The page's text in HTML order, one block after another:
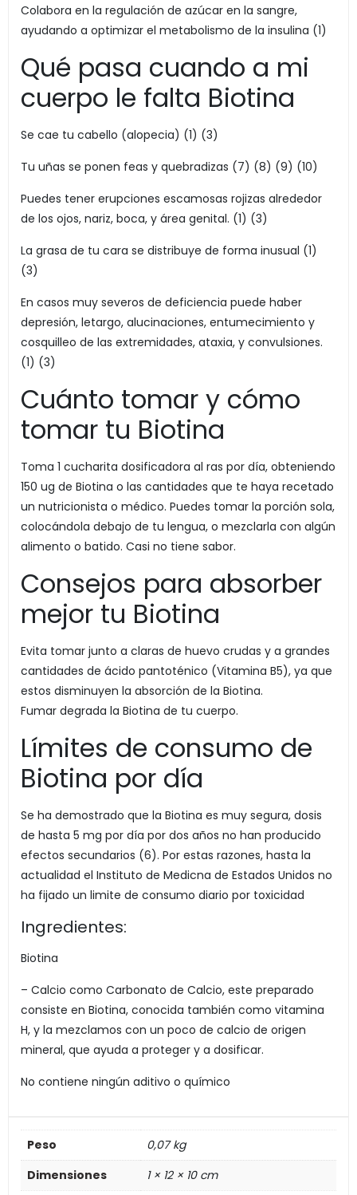
Colabora en la regulación de azúcar en la sangre,
ayudando a optimizar el metabolismo de la insulina (1)
Qué pasa cuando a mi
cuerpo le falta Biotina
Se cae tu cabello (alopecia) (1) (3)
Tu uñas se ponen feas y quebradizas (7) (8) (9) (10)
Puedes tener erupciones escamosas rojizas alrededor
de los ojos, nariz, boca, y área genital. (1) (3)
La grasa de tu cara se distribuye de forma inusual (1)
(3)
En casos muy severos de deficiencia puede haber
depresión, letargo, alucinaciones, entumecimiento y
cosquilleo de las extremidades, ataxia, y convulsiones.
(1) (3)
Cuánto tomar y cómo
tomar tu Biotina
Toma 1 cucharita dosificadora al ras por día, obteniendo
150 ug de Biotina o las cantidades que te haya recetado
un nutricionista o médico. Puedes tomar la porción sola,
colocándola debajo de tu lengua, o mezclarla con algún
alimento o batido. Casi no tiene sabor.
Consejos para absorber
mejor tu Biotina
Evita tomar junto a claras de huevo crudas y a grandes
cantidades de ácido pantoténico (Vitamina B5), ya que
estos disminuyen la absorción de la Biotina.
Fumar degrada la Biotina de tu cuerpo.
Límites de consumo de
Biotina por día
Se ha demostrado que la Biotina es muy segura, dosis
de hasta 5 mg por día por dos años no han producido
efectos secundarios (6). Por estas razones, hasta la
actualidad el Instituto de Medicna de Estados Unidos no
ha fijado un limite de consumo diario por toxicidad​
Ingredientes:
Biotina
– Calcio como Carbonato de Calcio, este preparado
consiste en Biotina, conocida también como vitamina
H, y la mezclamos con un poco de calcio de origen
mineral, que ayuda a proteger y a dosificar.
No contiene ningún aditivo o químico ​
Peso
0,07 kg
Dimensiones
1 × 12 × 10 cm